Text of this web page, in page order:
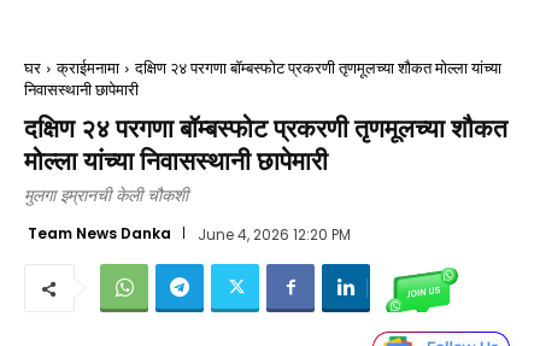
घर क्राईमनामा
दक्षिण २४ परगणा बॉम्बस्फोट प्रकरणी तृणमूलच्या शौकत मोल्ला यांच्या
निवासस्थानी छापेमारी
दक्षिण २४ परगणा बॉम्बस्फोट प्रकरणी तृणमूलच्या शौकत
मोल्ला यांच्या निवासस्थानी छापेमारी
मुलगा इम्रानची केली चौकशी
Team News Danka June 4, 2026 12:20 PM